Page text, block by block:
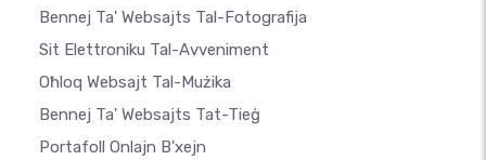
Bennej Ta' Websajts Tal-Fotografija
Sit Elettroniku Tal-Avveniment
Oħloq Websajt Tal-Mużika
Bennej Ta' Websajts Tat-Tieġ
Portafoll Onlajn B'xejn